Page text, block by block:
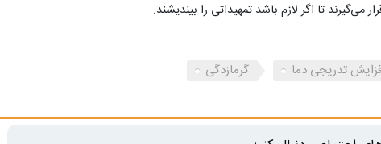
می‌گیرند تا اگر لازم باشد تمهیداتی را بیندیشند.
تدریجی دما
گرمازدگی